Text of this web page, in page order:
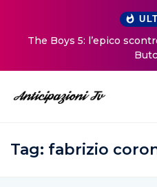
The Boys 5: l’epico
Tag: fabrizio